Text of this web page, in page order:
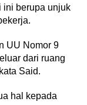
ini berupa unjuk
UU Nomor 9
dari ruang
Said.
hal kepada